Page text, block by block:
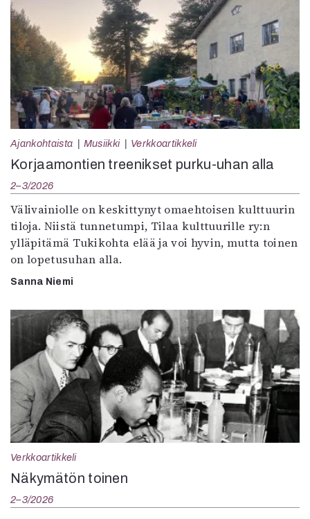
Ajankohtaista Musiikki Verkkoartikkeli
Korjaamontien treenikset purku-uhan alla
2–3/2026
Välivainiolle on keskittynyt omaehtoisen kulttuurin
tiloja. Niistä tunnetumpi, Tilaa kulttuurille ry:n
ylläpitämä Tukikohta elää ja voi hyvin, mutta toinen
on lopetusuhan alla.
Sanna Niemi
Verkkoartikkeli
Näkymätön toinen
2–3/2026